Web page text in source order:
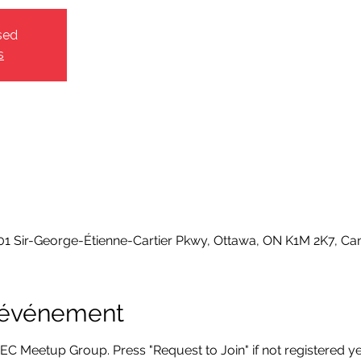
Sir-George-Étienne-Cartier Pkwy, Ottawa, ON K1M 2K7,
Meetup Group. Press "Request to Join" if not registered